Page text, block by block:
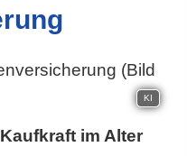
KI
im Alter